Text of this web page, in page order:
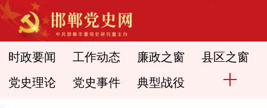
时政要闻 工作动态 廉政之窗 县区之窗
党史理论 党史事件 典型战役